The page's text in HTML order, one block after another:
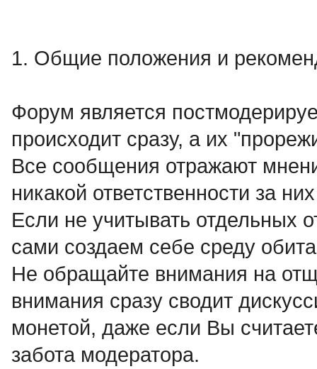
1. Общие положения и
Форум является
происходит сразу, а их
Все сообщения отражают
никакой ответственности за
Если не учитывать отдельных
сами создаем себе среду
Не обращайте внимания на
внимания сразу сводит
монетой, даже если Вы
забота модератора.